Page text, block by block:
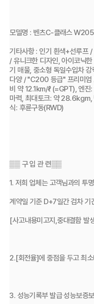
모델명 : 벤츠C-클래스
기타사항 : 인기 흰색+선루프
/ 유니크한 디자인, 아이코닉
기 매물, 중소형 독일수입차
다양 / "C200 등급" 프리미엄
비 약 12.1km/ℓ (=GPT), 엔진
마력, 최대토크: 약
식: 후륜구동(RWD)
▒▒ 구 입 관 련▒▒
1. 저희 업체는 고객님과의 투
계약일 기준 D+7일간 검차 기
[사고내용미고지,중대결함 발
2.[회전율]에 중점을 두고 최
3. 성능기록부 발급 성능보증